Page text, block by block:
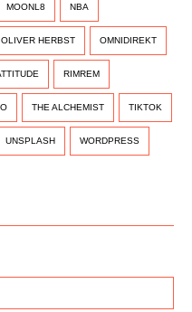
MOONL8 NBA
OLIVER HERBST OMNIDIREKT
RIMREM
THE ALCHEMIST TIKTOK
UNSPLASH WORDPRESS